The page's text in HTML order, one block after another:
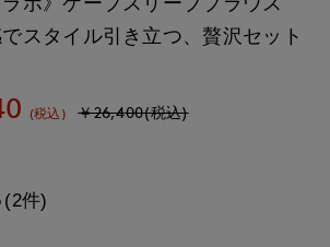
スタイル引き立つ、贅沢セット
(税込) ￥26,400(税込)
(2件)